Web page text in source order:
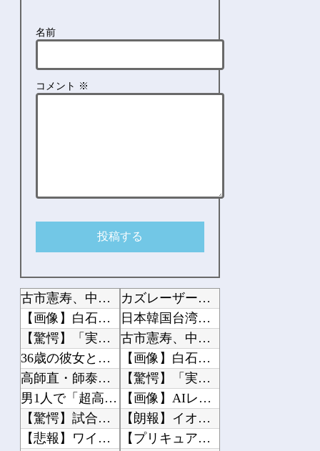
名前
コメント ※
古市憲寿、中居正広問題で第三委を批判「反論をほぼ無視」「彼らが一方的に言ったこと...
【画像】白石麻衣さん(34)、高校生の息子がいるオカンみたいになってしまう
【驚愕】「実家暮らし」とんでもない事が判明するｗｗｗｗ家賃のかからない「実家暮ら...
36歳の彼女と結婚したいのに、家族が猛反対。家族から信じられない言葉が飛び出した...
高師直・師泰「降伏するから許して？」
男1人で「超高級アフタヌーンティー」に来てみたwww
【驚愕】試合後に傷心の久保タケを飯に誘うジャガー浅野がコチラ!!!
【悲報】ワイ、職場でアミバ呼ばわりされる
カズレーザー、車の任意保険を巡り持論「強制しろよ！」「保険にも入れないヤツは運転...
日本韓国台湾「少子化です」←わかる 中国北朝鮮「少子化です」←強権国家でも止めら...
古市憲寿、中居正広問題で第三委を批判「反論をほぼ無視」「彼らが一方的に言ったこと...
【画像】白石麻衣さん(34)、高校生の息子がいるオカンみたいになってしまう
【驚愕】「実家暮らし」とんでもない事が判明するｗｗｗｗ家賃のかからない「実家暮ら...
【画像】AIレベルの綺麗すぎるプロポーズ花火が打ち上がる㊗????
【朗報】イオンでカップヌ－ドル詰め放題ｗｗｗｗｗｗｗｗｗｗｗｗｗｗｗｗｗｗ
【プリキュア】映画たんプリは泣ける！？かりん役『鬼頭明里さん』アラン役『島﨑信長...